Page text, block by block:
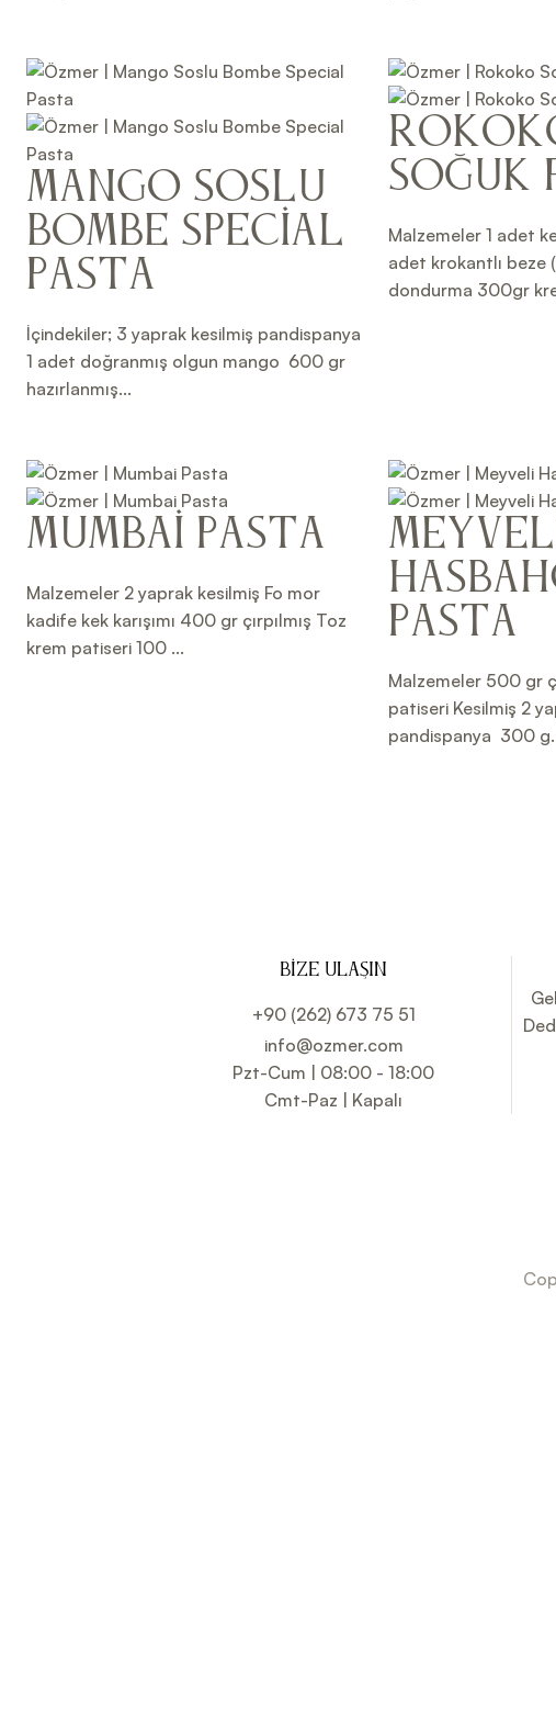
Mango Soslu
Bombe Special
Pasta
İçindekiler; 3 yaprak kesilmiş pandispanya
1 adet doğranmış olgun mango 600 gr
hazırlanmış...
Soğuk
Malzemeler 1 adet
adet krokantlı
dondurma 300gr
Mumbai Pasta
Malzemeler 2 yaprak kesilmiş Fo mor
kadife kek karışımı 400 gr çırpılmış Toz
krem patiseri 100 ...
Pasta
Malzemeler 500 gr
patiseri Kesilmiş 2
pandispanya 300
BIZE ULAŞIN
+90 (262) 673 75 51
info@ozmer.com
Pzt-Cum | 08:00 - 18:00
Cmt-Paz | Kapalı